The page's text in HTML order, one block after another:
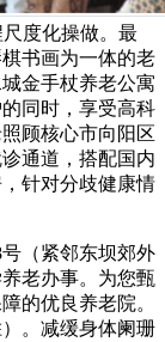
度化操做。最
书画为一体的老
金手杖养老公寓
同时，享受高科
顾核心市向阳区
通道，搭配国内
针对分歧健康情
（紧邻东坝郊外
老办事。为您甄
的优良养老院。
。减缓身体阑珊